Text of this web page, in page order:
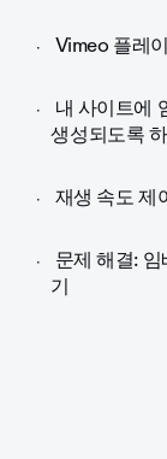
Vimeo 플레
내 사이트에
생성되도록
재생 속도 제
문제 해결:
기